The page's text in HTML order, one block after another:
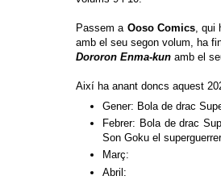
Passem a Ooso Comics, qui
amb el seu segon volum, ha
Dororon Enma-kun amb el
Així ha anant doncs aquest
Gener: Bola de drac
Febrer: Bola de drac
Son Goku el
Març:
Abril: